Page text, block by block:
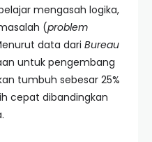
mengasah logika,
(problem
data dari Bureau
untuk pengembang
tumbuh sebesar 25%
cepat dibandingkan